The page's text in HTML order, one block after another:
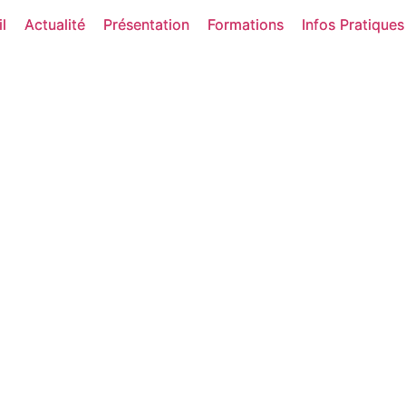
Actualité Présentation Formations Infos Pratiques
Actualité Présentation Formations Infos Pratiques